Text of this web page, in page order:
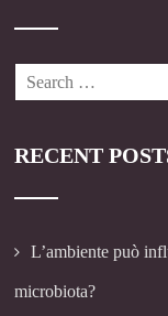
RECENT
L’ambiente può
microbiota?